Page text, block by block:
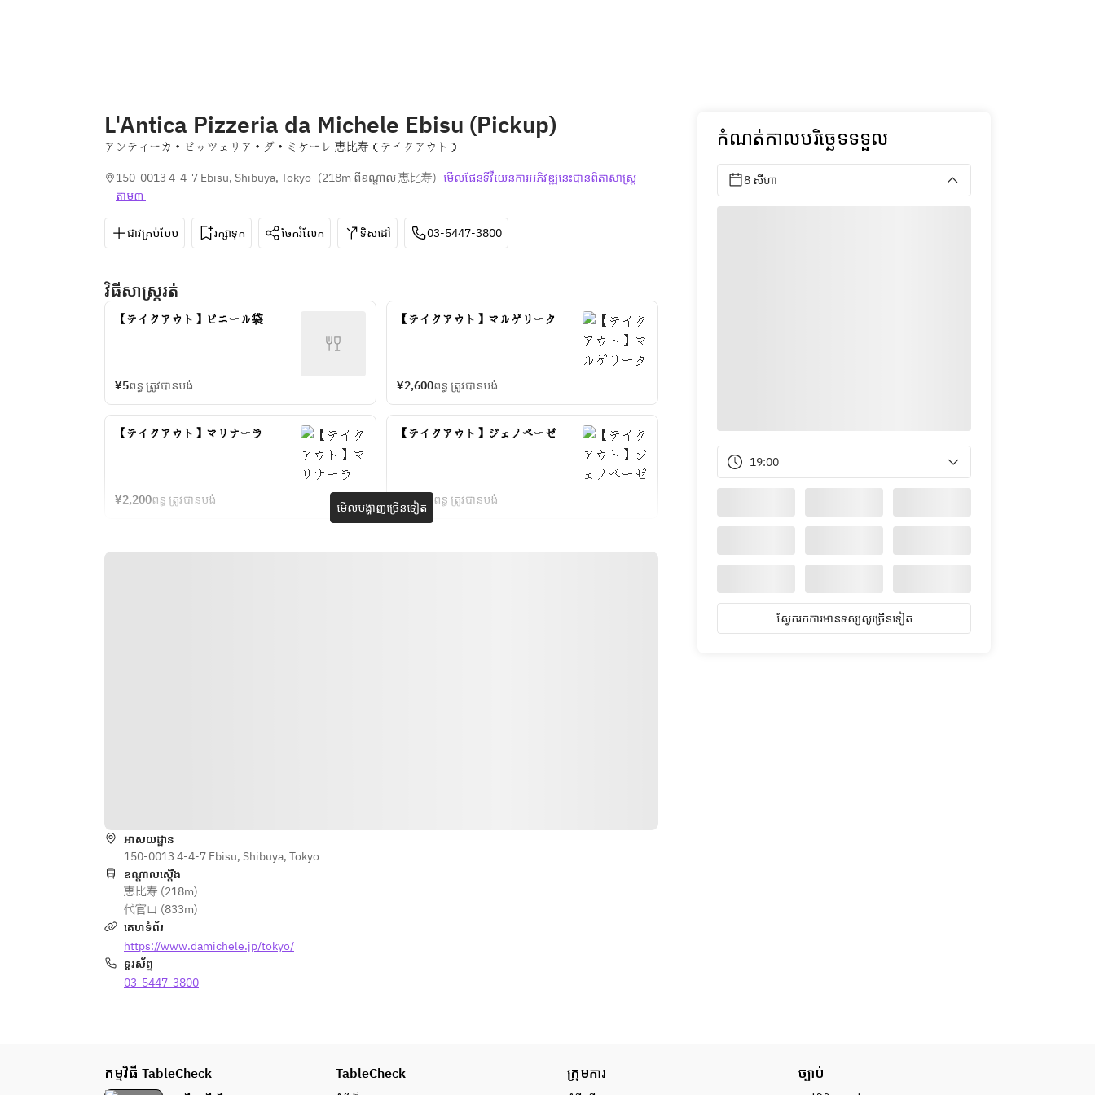
L'Antica Pizzeria da Michele Ebisu (Pickup)
アンティーカ・ピッツェリア・ダ・ミケーレ 恵比寿（テイクアウト）
150-0013 4-4-7 Ebisu, Shibuya, Tokyo (218m ពីឧណ្ដាល 恵比寿) មើលផែនទី​វីយេន​ការ​អភិវឌ្ឍ​នេះ​បាន​ពិតា​សាស្រ្ត​
តាម៣
ជាវគ្រប់បែប រក្សាទុក ចែករំលែក ទិសដៅ 03-5447-3800
វិធីសាស្រ្តរត់
【テイクアウト】ビニール袋
¥5ពន្ធ ត្រូវបានបង់
【テイクアウト】マルゲリータ
¥2,600ពន្ធ ត្រូវបានបង់
【テイクアウト】マリナーラ
¥2,200ពន្ធ ត្រូវបានបង់
【テイクアウト】ジェノベーゼ
¥3,100ពន្ធ ត្រូវបានបង់
មើលបង្ហាញច្រើនទៀត
អាសយដ្ឋាន
150-0013 4-4-7 Ebisu, Shibuya, Tokyo
ឧណ្ដាលស្ដើង
恵比寿 (218m)
代官山 (833m)
គេហទំព័រ
https://www.damichele.jp/tokyo/
ទូរស័ព្ទ
03-5447-3800
កំណត់កាលបរិច្ឆេទទទួល
8 សីហា
19:00
ស្វែ​ក​រក​ការ​មាន​ទស្សសូ​ច្រើន​ទៀត
កម្មវិធី TableCheck TableCheck ក្រុមការ ច្បាប់